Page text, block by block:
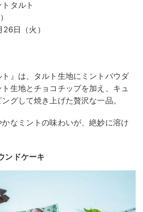
タルト
日（火）
ト』は、タルト生地にミントパウダ
生地とチョコチップを加え、キュ
グして焼き上げた贅沢な一品。
なミントの味わいが、絶妙に溶け
ドケーキ